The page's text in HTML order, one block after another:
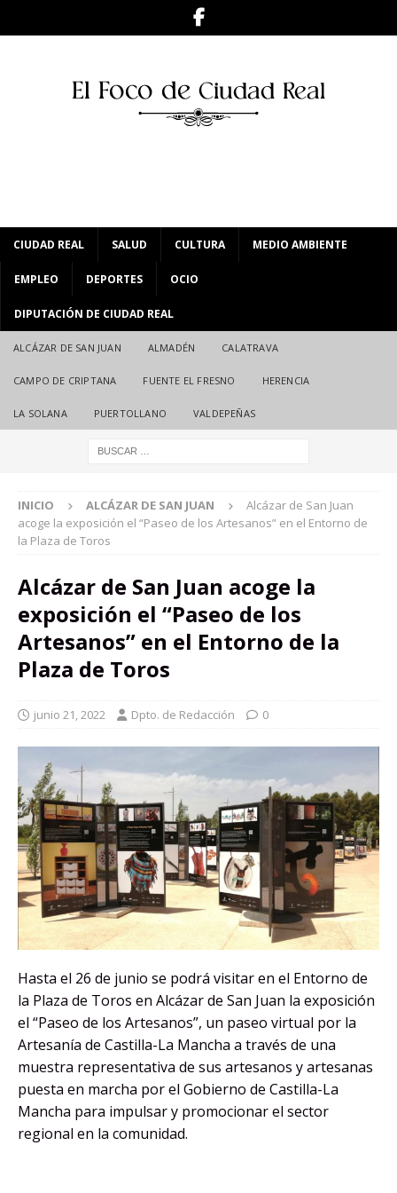
CIUDAD REAL SALUD CULTURA MEDIO AMBIENTE
EMPLEO DEPORTES OCIO
DIPUTACIÓN DE CIUDAD REAL
ALCÁZAR DE SAN JUAN ALMADÉN CALATRAVA
CAMPO DE CRIPTANA FUENTE EL FRESNO HERENCIA
LA SOLANA PUERTOLLANO VALDEPEÑAS
INICIO ALCÁZAR DE SAN JUAN
Alcázar de San Juan
acoge la exposición el “Paseo de los Artesanos” en el Entorno de
la Plaza de Toros
Alcázar de San Juan acoge la
exposición el “Paseo de los
Artesanos” en el Entorno de la
Plaza de Toros
junio 21, 2022 Dpto. de Redacción 0
Hasta el 26 de junio se podrá visitar en el Entorno de
la Plaza de Toros en Alcázar de San Juan la exposición
el “Paseo de los Artesanos”, un paseo virtual por la
Artesanía de Castilla-La Mancha a través de una
muestra representativa de sus artesanos y artesanas
puesta en marcha por el Gobierno de Castilla-La
Mancha para impulsar y promocionar el sector
regional en la comunidad.